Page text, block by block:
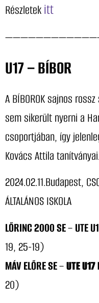
Részletekitt
U17 – BÍBOR
A BÍBOROK sajnos
sem sikerült nyerni a
csoportjában, így
Kovács Attila tanítványai.
2024.02.11.Budapest,
ÁLTALÁNOS ISKOLA
LŐRINC 2000 SE–UTE
19, 25-19)
MÁV ELŐRE SE–UTE
20)